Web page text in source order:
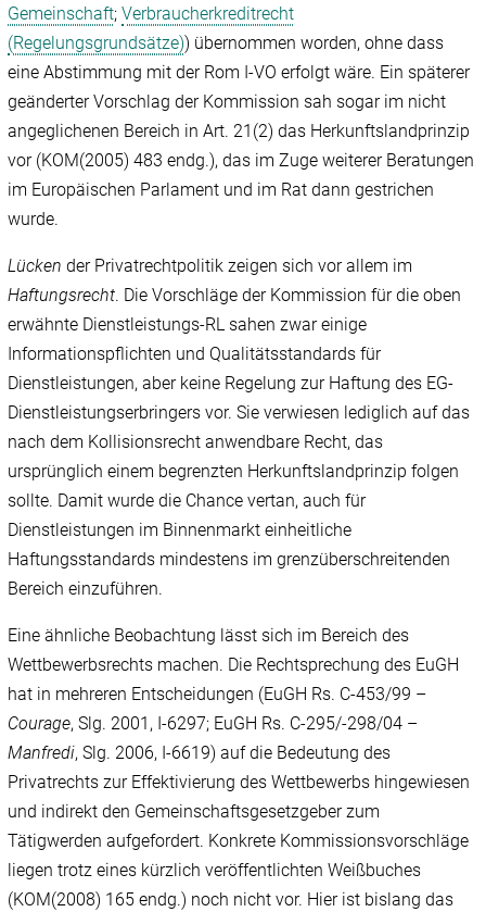
Gemeinschaft;Verbraucherkreditrecht
(Regelungsgrundsätze)) übernommen worden, ohne dass
eine Abstimmung mit der Rom I-VO erfolgt wäre. Ein späterer
geänderter Vorschlag der Kommission sah sogar im nicht
angeglichenen Bereich in Art. 21(2) das Herkunftslandprinzip
vor (KOM(2005) 483 endg.), das im Zuge weiterer Beratungen
im Europäischen Parlament und im Rat dann gestrichen
wurde.
Lücken der Privatrechtpolitik zeigen sich vor allem im
Haftungsrecht. Die Vorschläge der Kommission für die oben
erwähnte Dienstleistungs-RL sahen zwar einige
Informationspflichten und Qualitätsstandards für
Dienstleistungen, aber keine Regelung zur Haftung des EG-
Dienstleistungserbringers vor. Sie verwiesen lediglich auf das
nach dem Kollisionsrecht anwendbare Recht, das
ursprünglich einem begrenzten Herkunftslandprinzip folgen
sollte. Damit wurde die Chance vertan, auch für
Dienstleistungen im Binnenmarkt einheitliche
Haftungsstandards mindestens im grenzüberschreitenden
Bereich einzuführen.
Eine ähnliche Beobachtung lässt sich im Bereich des
Wettbewerbsrechts machen. Die Rechtsprechung des EuGH
hat in mehreren Entscheidungen (EuGH Rs. C-453/99 –
Courage, Slg. 2001, I-6297; EuGH Rs. C-295/-298/04 –
Manfredi, Slg. 2006, I-6619) auf die Bedeutung des
Privatrechts zur Effektivierung des Wettbewerbs hingewiesen
und indirekt den Gemeinschaftsgesetzgeber zum
Tätigwerden aufgefordert. Konkrete Kommissionsvorschläge
liegen trotz eines kürzlich veröffentlichten Weißbuches
(KOM(2008) 165 endg.) noch nicht vor. Hier ist bislang das